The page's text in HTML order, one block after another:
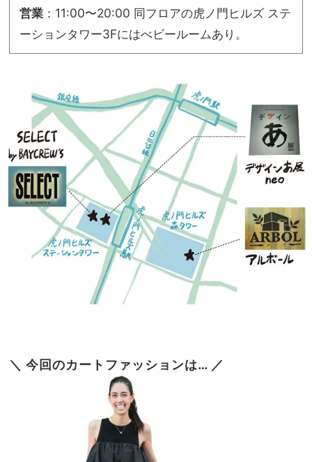
営業 ：11:00〜20:00 同フロアの虎ノ門ヒルズ ステ
ーションタワー3Fにはべビールームあり。
＼ 今回のカートファッションは… ／